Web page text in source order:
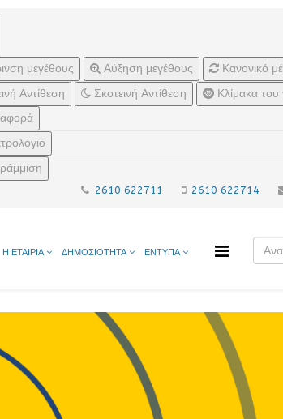
μεγέθους Αύξηση μεγέθους
Κανονικό
Αντίθεση
Σκοτεινή Αντίθεση
Κλίμακα του
2610 622711 2610 622714
Η ΕΤΑΙΡΙΑ ΔΗΜΟΣΙΟΤΗΤΑ ΕΝΤΥΠΑ